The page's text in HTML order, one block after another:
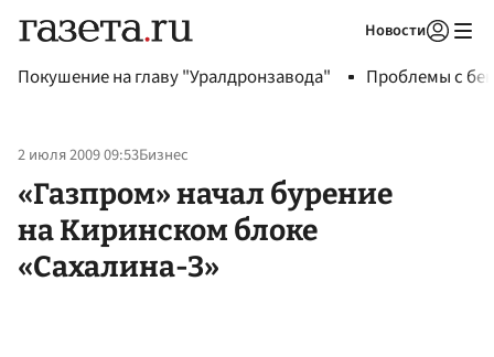
Новости
Покушение на главу "Уралдронзавода" Проблемы с
2 июля 2009 09:53Бизнес
«Газпром» начал бурение
на Киринском блоке
«Сахалина-3»